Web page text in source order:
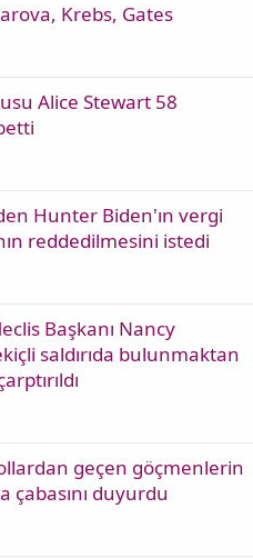
Krebs, Gates
Alice Stewart 58
Hunter Biden'ın vergi
reddedilmesini istedi
Başkanı Nancy
saldırıda bulunmaktan
yollardan geçen göçmenlerin
çabasını duyurdu